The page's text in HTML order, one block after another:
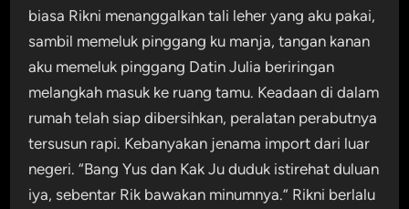
biasa Rikni menanggalkan tali leher yang aku pakai,
sambil memeluk pinggang ku manja, tangan kanan
aku memeluk pinggang Datin Julia beriringan
melangkah masuk ke ruang tamu. Keadaan di dalam
rumah telah siap dibersihkan, peralatan perabutnya
tersusun rapi. Kebanyakan jenama import dari luar
negeri. “Bang Yus dan Kak Ju duduk istirehat duluan
iya, sebentar Rik bawakan minumnya.” Rikni berlalu